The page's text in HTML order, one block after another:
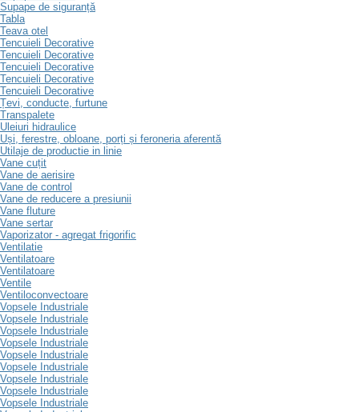
Supape de siguranță
Tabla
Teava otel
Tencuieli Decorative
Tencuieli Decorative
Tencuieli Decorative
Tencuieli Decorative
Tencuieli Decorative
Țevi, conducte, furtune
Transpalete
Uleiuri hidraulice
Uși, ferestre, obloane, porți și feroneria aferentă
Utilaje de productie in linie
Vane cuțit
Vane de aerisire
Vane de control
Vane de reducere a presiunii
Vane fluture
Vane sertar
Vaporizator - agregat frigorific
Ventilatie
Ventilatoare
Ventilatoare
Ventile
Ventiloconvectoare
Vopsele Industriale
Vopsele Industriale
Vopsele Industriale
Vopsele Industriale
Vopsele Industriale
Vopsele Industriale
Vopsele Industriale
Vopsele Industriale
Vopsele Industriale